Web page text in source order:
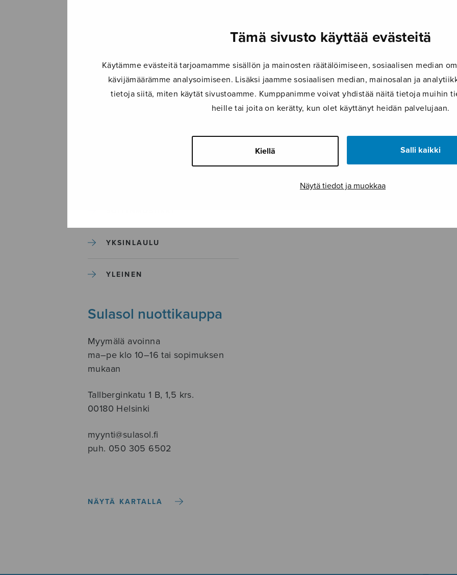
Tämä sivusto käyttää evästeitä
Käytämme evästeitä tarjoamamme sisällön ja mainosten räätälöimiseen, sosiaalisen median
kävijämäärämme analysoimiseen. Lisäksi jaamme sosiaalisen median, mainosalan ja
tietoja siitä, miten käytät sivustoamme. Kumppanimme voivat yhdistää näitä tietoja muihin
heille tai joita on kerätty, kun olet käyttänyt heidän palvelujaan.
Kiellä Salli kaikki
Näytä tiedot ja muokkaa
MUUT
YKSINLAULU
YLEINEN
Sulasol nuottikauppa
Myymälä avoinna
ma–pe klo 10–16 tai sopimuksen
mukaan
Tallberginkatu 1 B, 1,5 krs.
00180 Helsinki
myynti@sulasol.fi
puh. 050 305 6502
NÄYTÄ KARTALLA